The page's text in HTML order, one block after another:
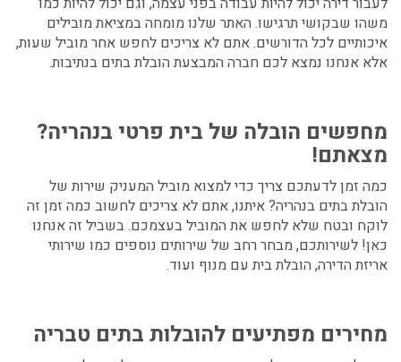
משהו שבקושי תרגישו. האתר שלנו מומחה במציאת מובילים
איכותיים לכל הדורשים. אתם לא צריכים לחפש אחר מוביל שעות,
אלא אנחנו נמצא לכם חברה המבצעת הובלת בתים בנתיבות.
מחפשים הובלה של בית פרטי בנהריה?
מצאתם!
כמה זמן לדעתכם צריך כדי למצוא מוביל המעניק שירות של
הובלת בתים בנהריה? איתנו, אתם לא צריכים לחשוב כמה זמן זה
לוקח ובטח שלא לחפש את המוביל בעצמכם. בשביל זה אנחנו
כאן! לשירותכם, מבחר רחב של שירותים נוספים כמו שירותי
אריזת הדירה, הובלת בית עם מנוף ועוד.
מחירים מפתיעים להובלות בתים טבריה